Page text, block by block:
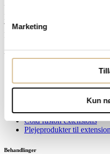
Marketing
Kun
Ulige uger:
Mandag 9-15:30
Tirsdag-torsdag 9-18
Fredag 9-16
Webshop
Hår trenser
Tape extensions
Cold fusion extensions
Plejeprodukter til
Behandlinger